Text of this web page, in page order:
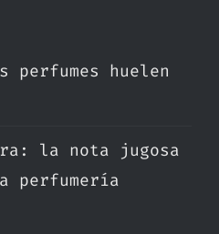
perfumes huelen
la nota jugosa
perfumería